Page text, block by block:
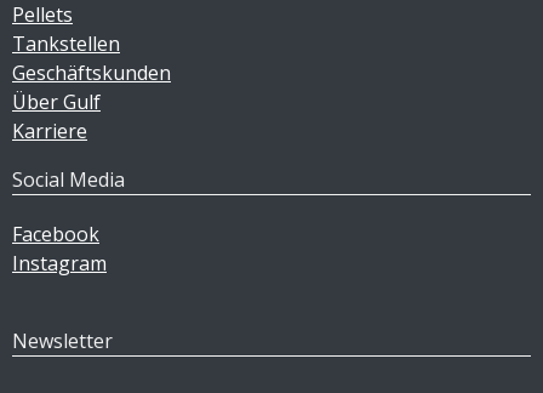
Pellets
Tankstellen
Geschäftskunden
Über Gulf
Karriere
Social Media
Facebook
Instagram
Newsletter